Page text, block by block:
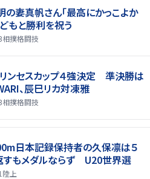
の妻真帆さん「最高にかっこよか
もと勝利を祝う
相撲格闘技
リンセスカップ４強決定 準決勝は
、辰巳リカ対凍雅
相撲格闘技
日本記録保持者の久保凛は５
すもメダルならず U20世界選
陸上